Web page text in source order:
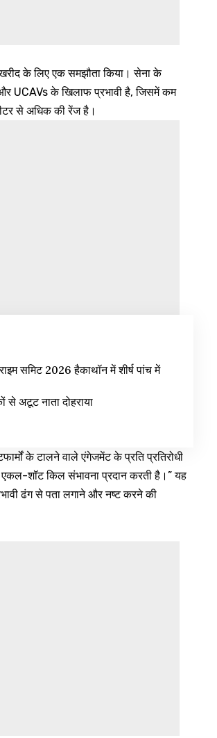
के लिए एक समझौता किया। सेना के
UCAVs के खिलाफ प्रभावी है, जिसमें कम
से अधिक की रेंज है।
समिट 2026 हैकाथॉन में शीर्ष पांच में
से अटूट नाता दोहराया
के टालने वाले एंगेजमेंट के प्रति प्रतिरोधी
शॉट किल संभावना प्रदान करती है।” यह
ढंग से पता लगाने और नष्ट करने की